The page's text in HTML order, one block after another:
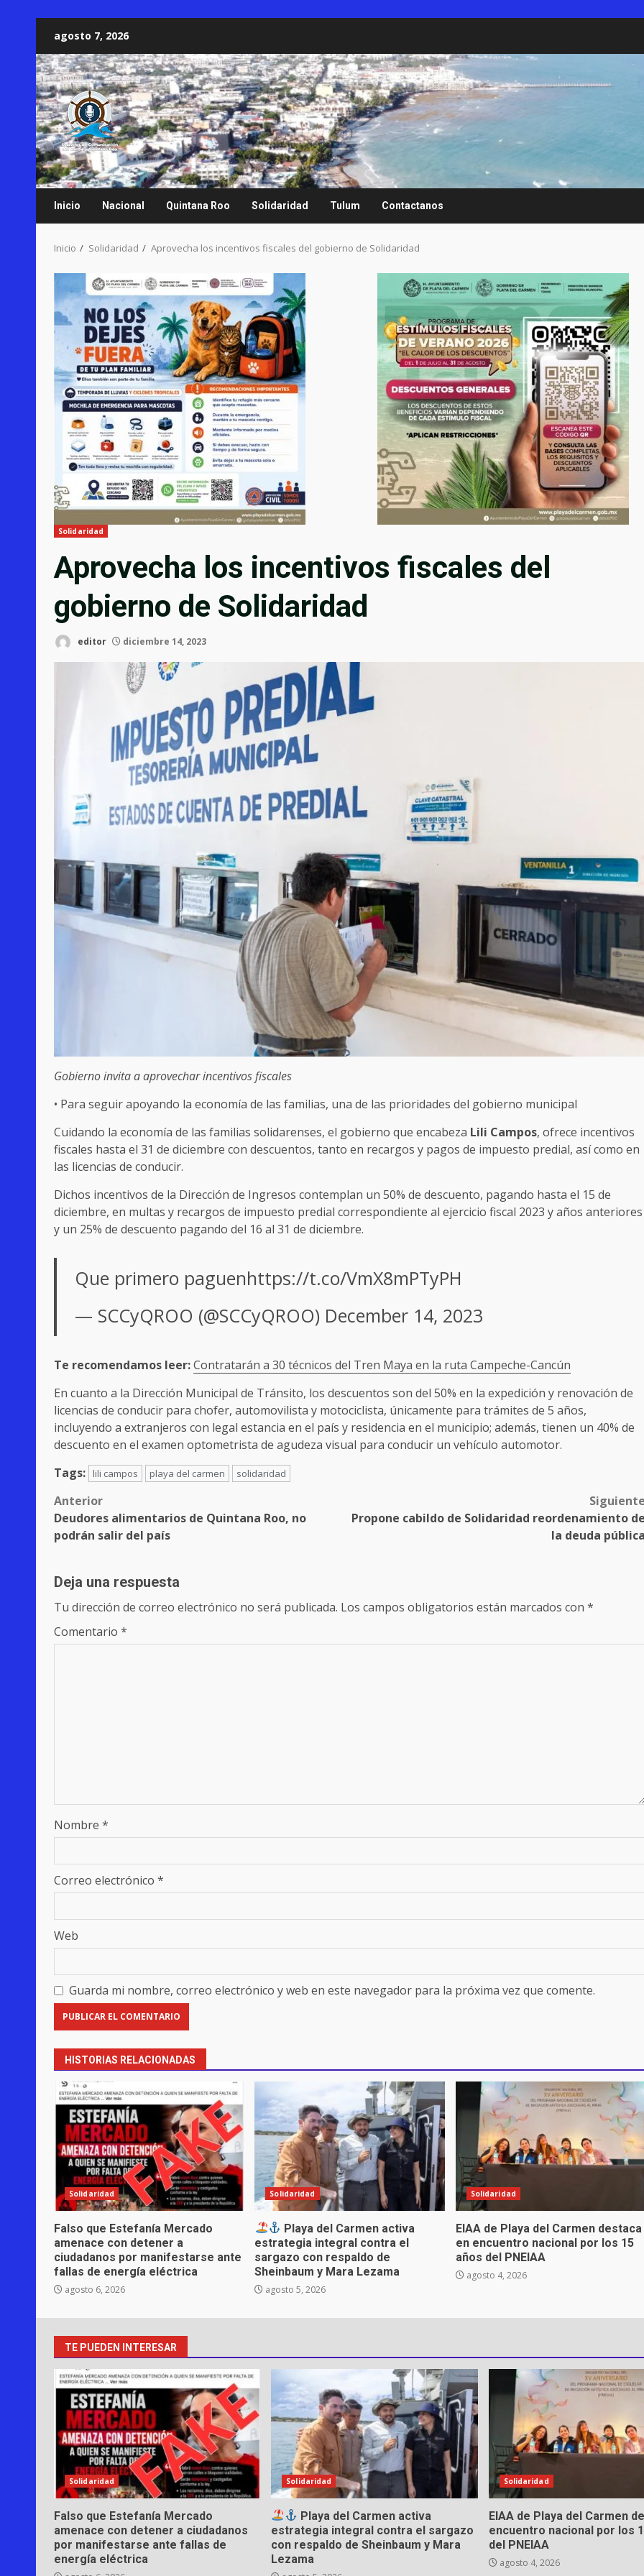
contenido
agosto 7, 2026
Inicio Nacional Quintana Roo Solidaridad Tulum Contactanos
Inicio Solidaridad Aprovecha los incentivos fiscales del gobierno de Solidaridad
Solidaridad
Aprovecha los incentivos fiscales del
gobierno de Solidaridad
editor diciembre 14, 2023
Gobierno invita a aprovechar incentivos fiscales
• Para seguir apoyando la economía de las familias, una de las prioridades del gobierno municipal
Cuidando la economía de las familias solidarenses, el gobierno que encabeza Lili Campos, ofrece incentivos
fiscales hasta el 31 de diciembre con descuentos, tanto en recargos y pagos de impuesto predial, así como en
las licencias de conducir.
Dichos incentivos de la Dirección de Ingresos contemplan un 50% de descuento, pagando hasta el 15 de
diciembre, en multas y recargos de impuesto predial correspondiente al ejercicio fiscal 2023 y años anteriores
y un 25% de descuento pagando del 16 al 31 de diciembre.
Que primero paguenhttps://t.co/VmX8mPTyPH
— SCCyQROO (@SCCyQROO) December 14, 2023
Te recomendamos leer:Contratarán a 30 técnicos del Tren Maya en la ruta Campeche-Cancún
En cuanto a la Dirección Municipal de Tránsito, los descuentos son del 50% en la expedición y renovación de
licencias de conducir para chofer, automovilista y motociclista, únicamente para trámites de 5 años,
incluyendo a extranjeros con legal estancia en el país y residencia en el municipio; además, tienen un 40% de
descuento en el examen optometrista de agudeza visual para conducir un vehículo automotor.
Tags:
lili campos playa del carmen solidaridad
Post
navigation
Anterior
Deudores alimentarios de Quintana Roo, no
podrán salir del país
Siguiente
Propone cabildo de Solidaridad reordenamiento de
la deuda pública
Deja una respuesta
Tu dirección de correo electrónico no será publicada. Los campos obligatorios están marcados con *
Comentario *
Nombre *
Correo electrónico *
Web
Guarda mi nombre, correo electrónico y web en este navegador para la próxima vez que comente.
HISTORIAS RELACIONADAS
Solidaridad
Falso que Estefanía Mercado
amenace con detener a
ciudadanos por manifestarse ante
fallas de energía eléctrica
agosto 6, 2026
Solidaridad
Playa del Carmen activa
estrategia integral contra el
sargazo con respaldo de
Sheinbaum y Mara Lezama
agosto 5, 2026
Solidaridad
EIAA de Playa del Carmen destaca
en encuentro nacional por los 15
años del PNEIAA
agosto 4, 2026
TE PUEDEN INTERESAR
Solidaridad
Falso que Estefanía Mercado
amenace con detener a ciudadanos
por manifestarse ante fallas de
energía eléctrica
Solidaridad
Playa del Carmen activa
estrategia integral contra el sargazo
con respaldo de Sheinbaum y Mara
Lezama
Solidaridad
EIAA de Playa del Carmen
encuentro nacional por los
del PNEIAA
agosto 4, 2026